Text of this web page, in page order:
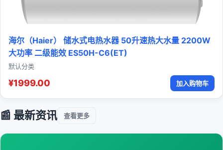
海尔（Haier） 储水式电热水器 50升速热大水量 2200W
大功率 二级能效 ES50H-C6(ET)
默认分类
¥1999.00 加入购物车
📰 最新资讯 查看更多